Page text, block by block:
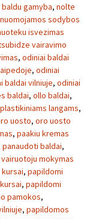
gamyba, nolte
nuomojamos sodybos
isvezimas
vairavimo
, odiniai baldai
, odiniai
baldai vilniuje, odiniai
baldai, ollo baldai,
langams,
uosto, oro uosto
, paakiu kremas
panaudoti baldai,
mokymas
, papildomi
, papildomi
pamokos,
, papildomos